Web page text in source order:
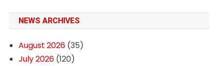
NEWS ARCHIVES
August 2026(35)
July 2026(120)